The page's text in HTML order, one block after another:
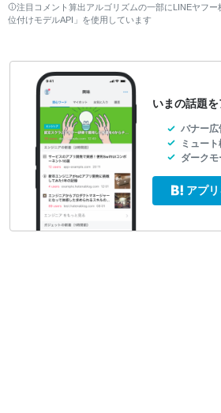
注目コメント算出アルゴリズムの一部にLINEヤフ
位付けモデルAPI」を使用しています
いまの話題を
バナー広
ミュー
ダーク
アプ